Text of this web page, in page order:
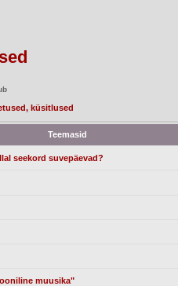
küsitlused
Teemasid
seekord suvepäevad?
muusika"